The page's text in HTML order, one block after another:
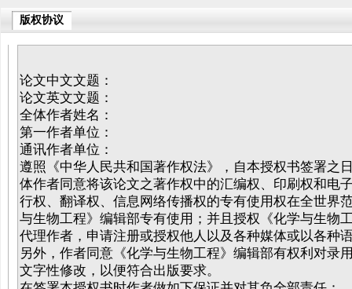
版权协议
论文中文文题：
论文英文文题：
全体作者姓名：
第一作者单位：
通讯作者单位：
遵照《中华人民共和国著作权法》，自本授权书签署之
体作者同意将该论文之著作权中的汇编权、印刷权和电
行权、翻译权、信息网络传播权的专有使用权在全世界
与生物工程》编辑部专有使用；并且授权《化学与生物
代理作者，申请注册或授权他人以及各种媒体或以各种
另外，作者同意《化学与生物工程》编辑部有权利对录
文字性修改，以便符合出版要求。